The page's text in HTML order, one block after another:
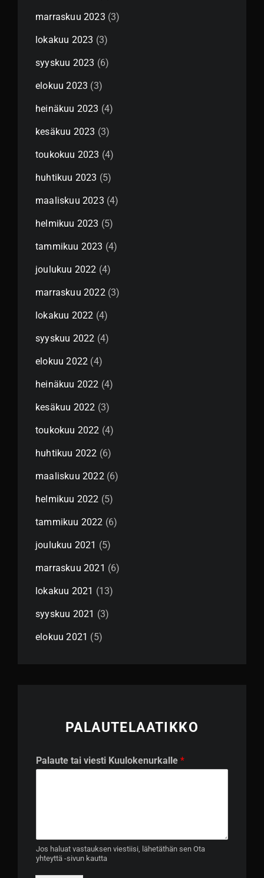
marraskuu 2023 (3)
lokakuu 2023 (3)
syyskuu 2023 (6)
elokuu 2023 (3)
heinäkuu 2023 (4)
kesäkuu 2023 (3)
toukokuu 2023 (4)
huhtikuu 2023 (5)
maaliskuu 2023 (4)
helmikuu 2023 (5)
tammikuu 2023 (4)
joulukuu 2022 (4)
marraskuu 2022(3)
lokakuu 2022 (4)
syyskuu 2022 (4)
elokuu 2022 (4)
heinäkuu 2022 (4)
kesäkuu 2022 (3)
toukokuu 2022 (4)
huhtikuu 2022 (6)
maaliskuu 2022(6)
helmikuu 2022 (5)
tammikuu 2022 (6)
joulukuu 2021 (5)
marraskuu 2021 (6)
lokakuu 2021 (13)
syyskuu 2021 (3)
elokuu 2021 (5)
PALAUTELAATIKKO
P
a
P
a
l
a
Palaute tai viesti Kuulokenurkalle *
Jos haluat vastauksen viestiisi, lähetäthän sen Ota
yhteyttä -sivun kautta